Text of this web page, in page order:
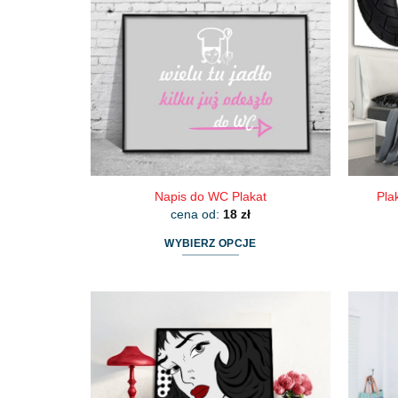
Opcje
można
wybrać
na
stronie
produktu
Napis do WC Plakat
cena od: 18 zł
WYBIERZ OPCJE
wiele
wariantów.
Opcje
można